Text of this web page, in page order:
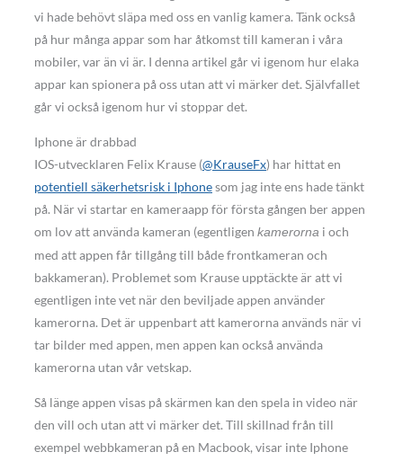
vi hade behövt släpa med oss en vanlig kamera. Tänk också
på hur många appar som har åtkomst till kameran i våra
mobiler, var än vi är. I denna artikel går vi igenom hur elaka
appar kan spionera på oss utan att vi märker det. Självfallet
går vi också igenom hur vi stoppar det.
Iphone är drabbad
IOS-utvecklaren Felix Krause (@KrauseFx) har hittat en
potentiell säkerhetsrisk i Iphonesom jag inte ens hade tänkt
på. När vi startar en kameraapp för första gången ber appen
om lov att använda kameran (egentligen kamerorna i och
med att appen får tillgång till både frontkameran och
bakkameran). Problemet som Krause upptäckte är att vi
egentligen inte vet när den beviljade appen använder
kamerorna. Det är uppenbart att kamerorna används när vi
tar bilder med appen, men appen kan också använda
kamerorna utan vår vetskap.
Så länge appen visas på skärmen kan den spela in video när
den vill och utan att vi märker det. Till skillnad från till
exempel webbkameran på en Macbook, visar inte Iphone